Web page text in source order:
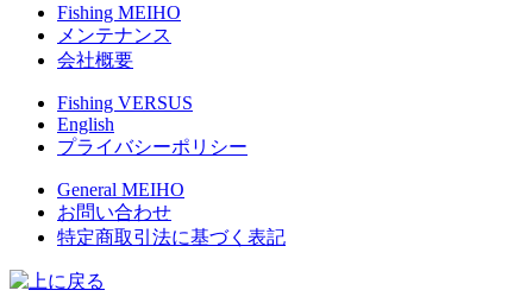
Fishing MEIHO
メンテナンス
会社概要
Fishing VERSUS
English
プライバシーポリシー
General MEIHO
お問い合わせ
特定商取引法に基づく表記